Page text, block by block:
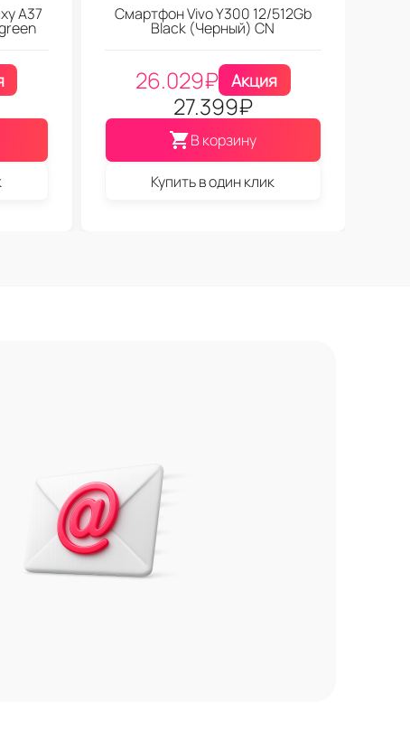
A37 Смартфон Vivo Y300 12/512Gb
Black (Черный) CN
26.029₽ Акция
27.399₽
В корзину
Купить в один клик